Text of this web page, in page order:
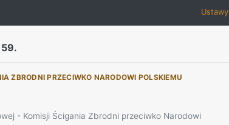
Ustawy
ZBRODNI PRZECIWKO NARODOWI POLSKIEMU
- Komisji Ścigania Zbrodni przeciwko Narodowi